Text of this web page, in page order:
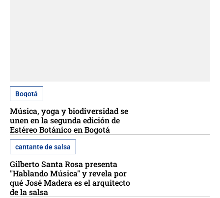
Bogotá
Música, yoga y biodiversidad se
unen en la segunda edición de
Estéreo Botánico en Bogotá
cantante de salsa
Gilberto Santa Rosa presenta
"Hablando Música" y revela por
qué José Madera es el arquitecto
de la salsa